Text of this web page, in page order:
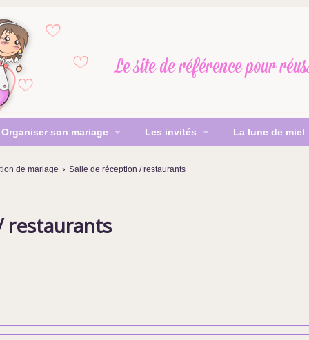
Le site de référencepour
Organiser son mariage Les invités La lune de miel
de mariage › Salle de réception / restaurants
restaurants